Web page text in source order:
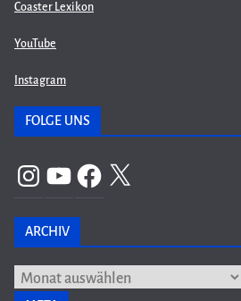
Coaster Lexikon
YouTube
Instagram
FOLGE UNS
InstagramYouTubeFacebook
X
ARCHIV
Archiv